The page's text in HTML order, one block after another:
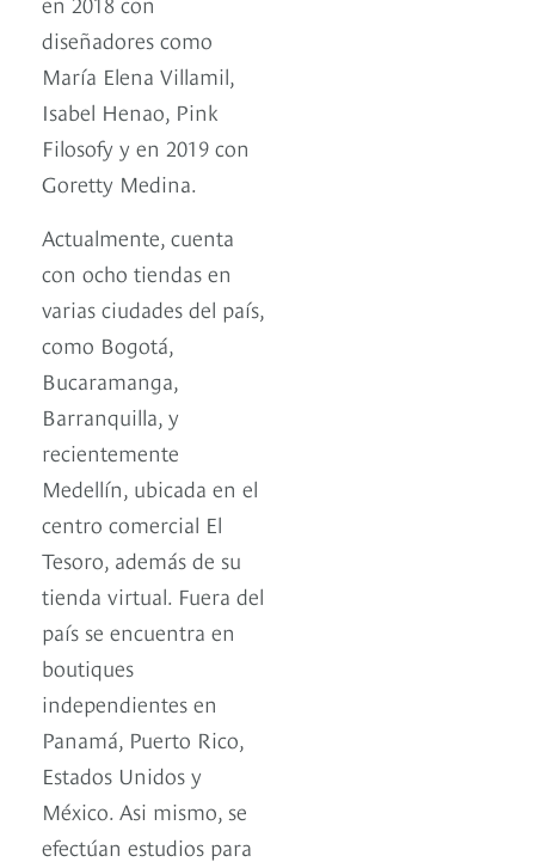
diseñadores como
María Elena Villamil,
Isabel Henao, Pink
Filosofy y en 2019 con
Goretty Medina.
Actualmente, cuenta
con ocho tiendas en
varias ciudades del país,
como Bogotá,
Bucaramanga,
Barranquilla, y
recientemente
Medellín, ubicada en el
centro comercial El
Tesoro, además de su
tienda virtual. Fuera del
país se encuentra en
boutiques
independientes en
Panamá, Puerto Rico,
Estados Unidos y
México. Asi mismo, se
efectúan estudios para